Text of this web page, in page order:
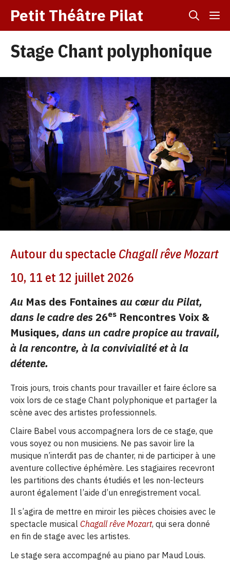
contenu
Petit Théâtre Pilat
Stage Chant polyphonique
Autour du spectacle Chagall rêve Mozart
10, 11 et 12 juillet 2026
Au Mas des Fontaines au cœur du Pilat,
dans le cadre des 26es Rencontres Voix &
Musiques, dans un cadre propice au travail,
à la rencontre, à la convivialité et à la
détente.
Trois jours, trois chants pour travailler et faire éclore sa
voix lors de ce stage Chant polyphonique et partager la
scène avec des artistes professionnels.
Claire Babel vous accompagnera lors de ce stage, que
vous soyez ou non musiciens. Ne pas savoir lire la
musique n’interdit pas de chanter, ni de participer à une
aventure collective éphémère. Les stagiaires recevront
les partitions des chants étudiés et les non-lecteurs
auront également l’aide d’un enregistrement vocal.
Il s’agira de mettre en miroir les pièces choisies avec le
spectacle musical Chagall rêve Mozart, qui sera donné
en fin de stage avec les artistes.
Le stage sera accompagné au piano par Maud Louis.